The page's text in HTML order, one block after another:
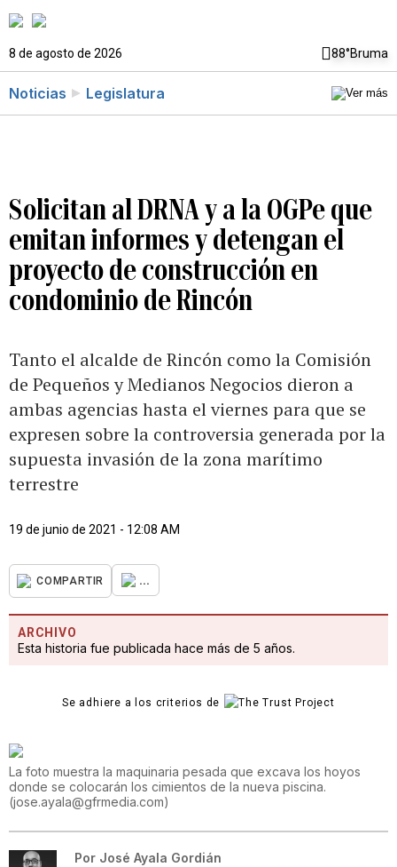
8 de agosto de 2026 88°Bruma
Noticias Legislatura
Solicitan al DRNA y a la OGPe que
emitan informes y detengan el
proyecto de construcción en
condominio de Rincón
Tanto el alcalde de Rincón como la Comisión
de Pequeños y Medianos Negocios dieron a
ambas agencias hasta el viernes para que se
expresen sobre la controversia generada por la
supuesta invasión de la zona marítimo
terrestre
19 de junio de 2021 - 12:08 AM
COMPARTIR ...
ARCHIVO
Esta historia fue publicada hace más de 5 años.
Se adhiere a los criterios de
La foto muestra la maquinaria pesada que excava los hoyos
donde se colocarán los cimientos de la nueva piscina.
(jose.ayala@gfrmedia.com)
Por José Ayala Gordián